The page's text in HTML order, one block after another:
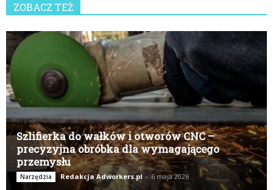
ZOBACZ TEŻ
Szlifierka do wałków i otworów CNC –
precyzyjna obróbka dla wymagającego
przemysłu
Narzędzia Redakcja Adworkers.pl - 6 maja 2026